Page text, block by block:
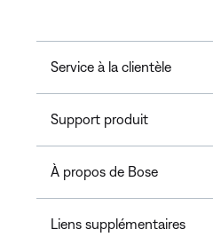
Service à la clientèle
Support produit
À propos de Bose
Liens supplémentaires